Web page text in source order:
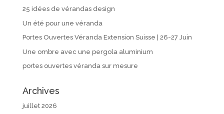
25 idées de vérandas design
Un été pour une véranda
Portes Ouvertes Véranda Extension Suisse | 26-27 Juin
Une ombre avec une pergola aluminium
portes ouvertes véranda sur mesure
Archives
juillet 2026